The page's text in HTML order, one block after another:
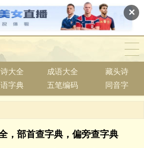
✕
大全 成语大全
藏头诗
字典 五笔编码 同音字
，部首查字典，偏旁查字典